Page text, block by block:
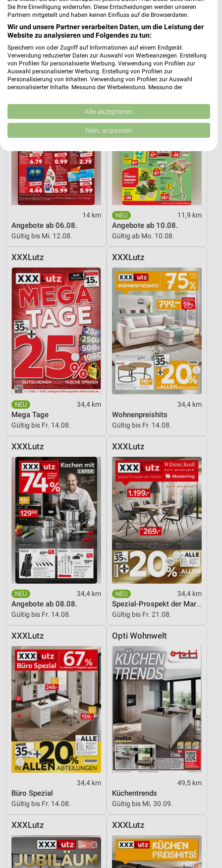
34,4 km
Dieter Knoll
Gültig bis Fr. 14.08.
34,4 km
Wohnen Spezial
Gültig bis Fr. 14.08.
Kaufland
14 km
Angebote ab 06.08.
Gültig bis Mi. 12.08.
Thomas Philipps
11,9 km
Angebote ab 10.08.
Gültig ab Mo. 10.08.
XXXLutz
34,4 km
Mega Tage
Gültig bis Fr. 14.08.
XXXLutz
34,4 km
Wohnenpreishits
Gültig bis Fr. 14.08.
XXXLutz
34,4 km
Angebote ab 08.08.
Gültig bis Fr. 14.08.
XXXLutz
34,4 km
Spezial-Prospekt der Marken
Gültig bis Fr. 21.08.
XXXLutz
34,4 km
Büro Spezial
Gültig bis Fr. 14.08.
Opti Wohnwelt
49,5 km
Küchentrends
Gültig bis Mi. 30.09.
XXXLutz XXXLutz
Sie Ihre Einwilligung widerrufen. Diese Entscheidungen werden unseren
Partnern mitgeteilt und haben keinen Einfluss auf die Browserdaten.
Wir und unsere Partner verarbeiten Daten, um die Leistung der
Website zu analysieren und Folgendes zu tun:
Speichern von oder Zugriff auf Informationen auf einem Endgerät.
Verwendung reduzierter Daten zur Auswahl von Werbeanzeigen. Erstellung
von Profilen für personalisierte Werbung. Verwendung von Profilen zur
Auswahl personalisierter Werbung. Erstellung von Profilen zur
Personalisierung von Inhalten. Verwendung von Profilen zur Auswahl
personalisierter Inhalte. Messung der Werbeleistung. Messung der
Kombinationen von Daten aus verschiedenen Quellen. Entwicklung und
Verbesserung der Angebote. Verwendung reduzierter Daten zur Auswahl
von Inhalten.
Daten können außerhalb der Europäischen Union weitergegeben und in die
USA gesendet werden.
Website/App.
Partnerliste anzeigen (1 IAB-Anbieter)
Wir nutzen Ihre Daten für folgende Zwecke:
IAB-Verarbeitungszwecke:
Speichern von oder Zugriff auf Informationen
Verwendung reduzierter Daten zur Auswahl von
Werbung
Verwendung von Profilen zur Auswahl
personalisierter Werbung
Erstellung von Profilen zur Personalisierung
von Inhalten
Verwendung von Profilen zur Auswahl
personalisierter Inhalte
Messung der Werbeleistung
Messung der Performance von Inhalten
Analyse von Zielgruppen durch Statistiken oder
Kombinationen von Daten aus verschiedenen
Entwicklung und Verbesserung der Angebote
Verwendung reduzierter Daten zur Auswahl von
Inhalten
IAB-Besonderheiten:
Verwendung genauer Standortdaten
Geräte anhand von aktiv angeforderten
Informationen identifizieren
Nicht-IAB-Verarbeitungszwecke:
Notwendig
Performance
Funktional
Werbung
Alle akzeptieren
Nein, anpassen